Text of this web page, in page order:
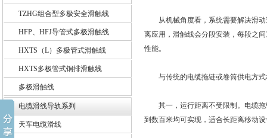
TZHG组合型多极安全滑触线
HFP、HFJ导管式多极滑触线
HXTS（L）多极管式滑触线
HXTS多极管式铜排滑触线
多极滑触线
电缆滑线导轨系列
天车电缆滑线
从机械角度看，系统需要解决滑动
离应用，滑触线会分段安装，每段之
性能。
与传统的电缆拖链或卷筒供电方式
其一，运行距离不受限制。电缆拖
到数百米均可实现，适合长距离移动